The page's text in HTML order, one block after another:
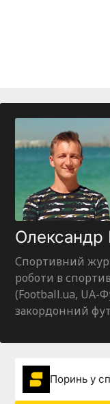
Олександр
Спортивний
роботи в
(Football.ua, UA-
закордонний
Поринь у